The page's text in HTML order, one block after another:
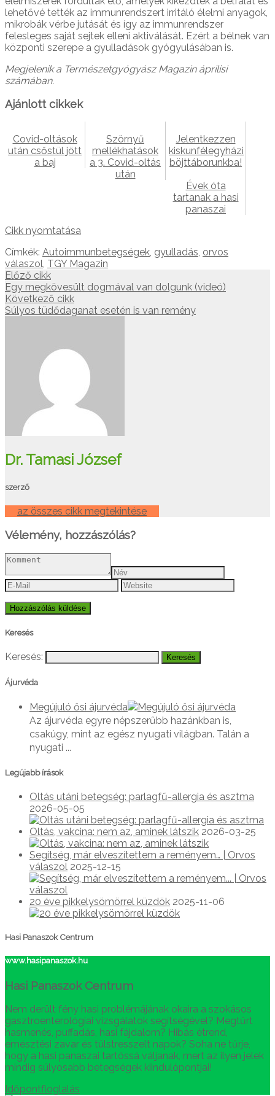
lehetővé tették az immunrendszert irritáló élelmi anyagok,
mikrobák vérbe jutását és így az immunrendszer
felesleges saját sejtek elleni aktiválását. Ezért a bélnek van
központi szerepe a gyulladások gyógyulásában is.
Megjelenik a Természetgyógyász Magazin áprilisi
számában.
Ajánlott cikkek
Covid-oltások
után csőstül jött
a baj
Szörnyű
mellékhatások
a 3. Covid-oltás
után
Jelentkezzen
kiskunfélegyházi
böjttáborunkba!
Évek óta
tartanak a hasi
panaszai
Cikk nyomtatása
Címkék: Autoimmunbetegségek, gyulladás, orvos
válaszol, TGY Magazin
Előző cikk
Egy megkövesült dogmával van dolgunk (videó)
Következő cikk
Súlyos tüdődaganat esetén is van remény
Dr. Tamasi József
szerző
az összes cikk megtekintése
Vélemény, hozzászólás?
Keresés
Keresés:
Ájurvéda
Megújuló ősi ájurvéda
Az ájurvéda egyre népszerűbb hazánkban is,
csakúgy, mint az egész nyugati világban. Talán a
nyugati ...
Legújabb írások
Oltás utáni betegség: parlagfű-allergia és asztma
2026-05-05
Oltás, vakcina: nem az, aminek látszik 2026-03-25
Segítség, már elveszítettem a reményem… | Orvos
válaszol 2025-12-15
20 éve pikkelysömörrel küzdök 2025-11-06
Hasi Panaszok Centrum
www.hasipanaszok.hu
Hasi Panaszok Centrum
Nem derült fény hasi problémájának okaira a szokásos
gasztroenterológiai vizsgálatok segítségével? Megtűrt
hasmenés, puffadás, hasi fájdalom? Hibás étrend,
emésztési zavar és túlstresszelt napok? Soha ne tűrje,
hogy a hasi panaszai tartóssá váljanak, mert az ilyen jelek
mindig súlyosabb betegségek kiindulópontjai!
Időpontfloglalás